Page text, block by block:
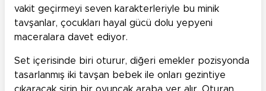
vakit geçirmeyi seven karakterleriyle bu minik
tavşanlar, çocukları hayal gücü dolu yepyeni
maceralara davet ediyor.
Set içerisinde biri oturur, diğeri emekler pozisyonda
tasarlanmış iki tavşan bebek ile onları gezintiye
çıkaracak şirin bir oyuncak araba yer alır. Oturan